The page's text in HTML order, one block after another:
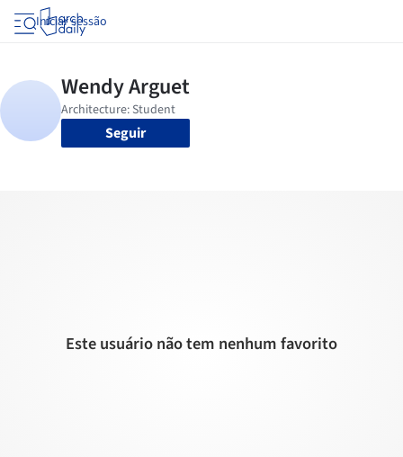
Iniciar sessão
Seguir
Este usuário não tem nenhum favorito